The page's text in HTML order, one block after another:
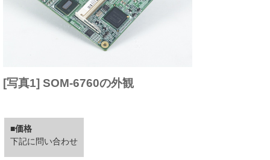
[写真1] SOM-6760の外観
■価格
下記に問い合わせ